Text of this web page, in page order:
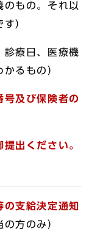
のもの。それ以
）
診療日、医療機
るもの）
及び保険者の
出ください。
支給決定通知
の方のみ）